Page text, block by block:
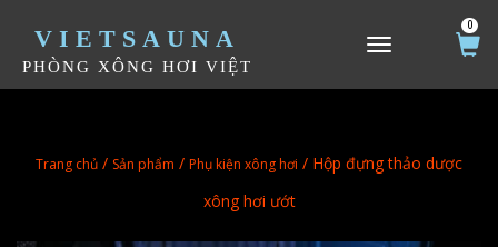
VIETSAUNA
PHÒNG XÔNG HƠI VIỆT
TOGGLE NAVIGATION
0
Trang chủ / Sản phẩm / Phụ kiện xông hơi / Hộp đựng thảo dược
xông hơi ướt